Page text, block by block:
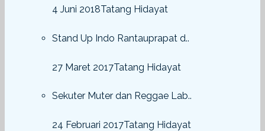
4 Juni 2018Tatang Hidayat
Stand Up Indo Rantauprapat d..
27 Maret 2017Tatang Hidayat
Sekuter Muter dan Reggae Lab..
24 Februari 2017Tatang Hidayat